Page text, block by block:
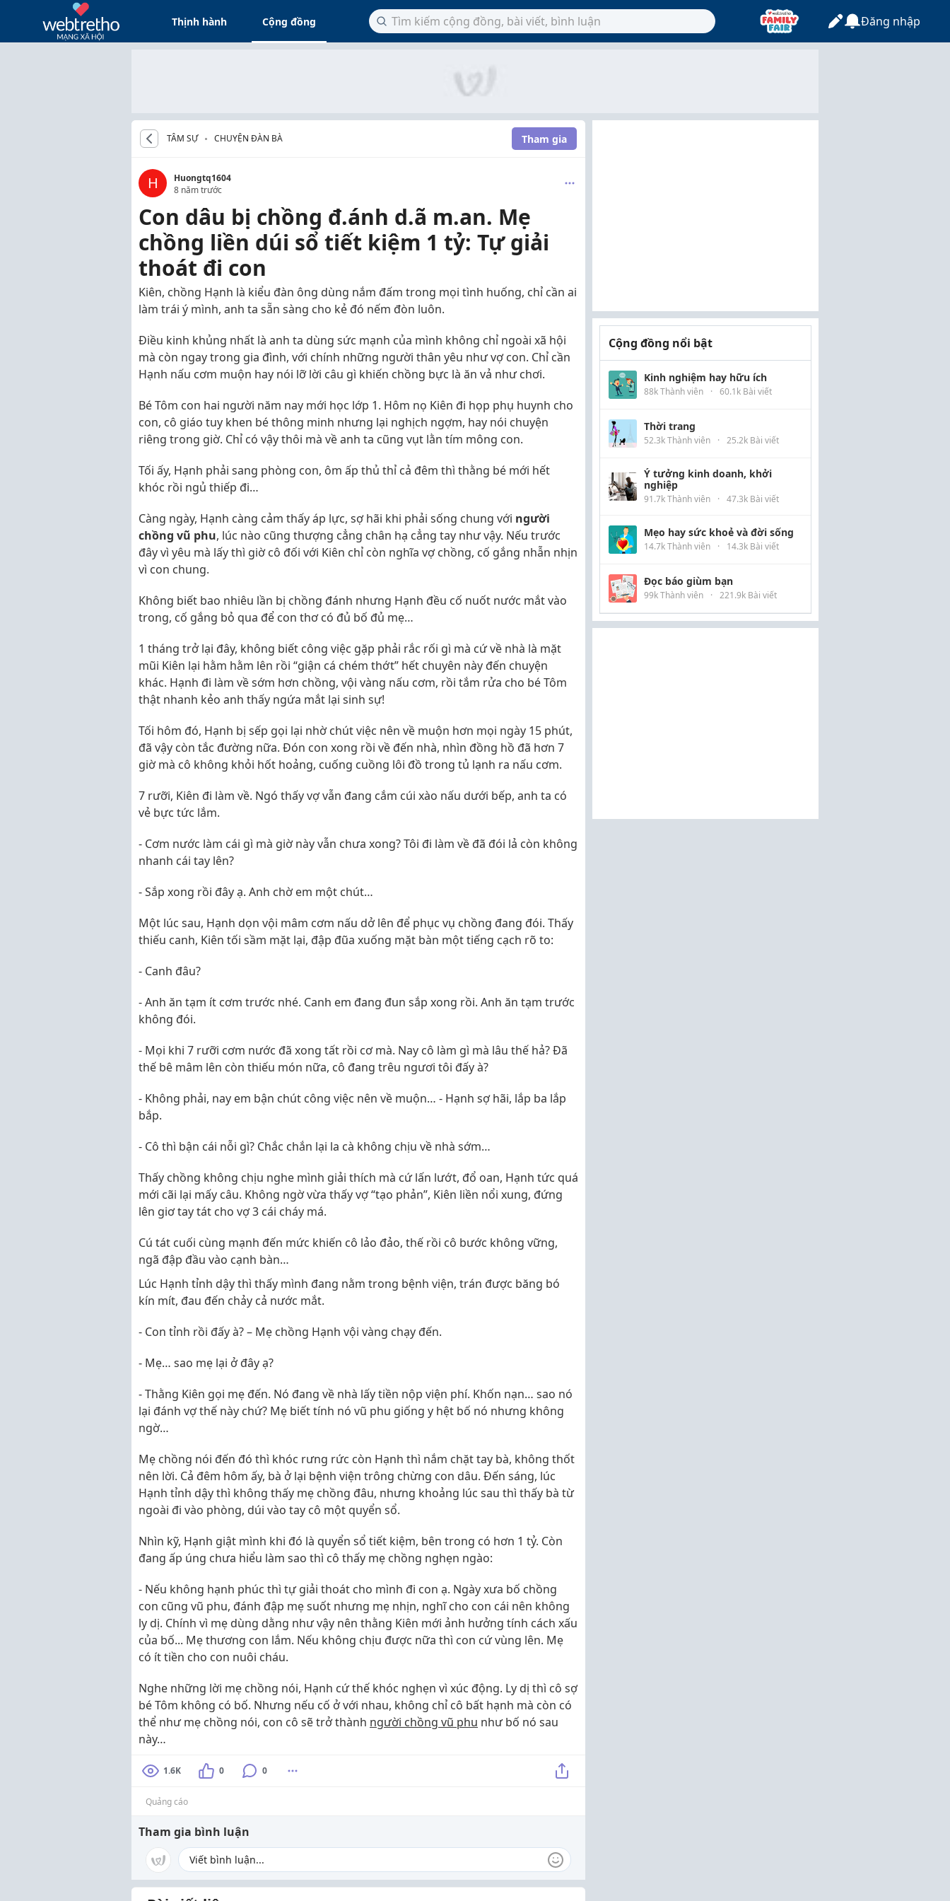
Thịnh hành Cộng đồng Đăng nhập
TÂM SỰ CHUYỆN ĐÀN BÀ Tham gia
H
Huongtq1604
8 năm trước
Con dâu bị chồng đ.ánh d.ã m.an. Mẹ
chồng liền dúi sổ tiết kiệm 1 tỷ: Tự giải
thoát đi con
Kiên, chồng Hạnh là kiểu đàn ông dùng nắm đấm trong mọi tình huống, chỉ cần ai
làm trái ý mình, anh ta sẵn sàng cho kẻ đó nếm đòn luôn.
Điều kinh khủng nhất là anh ta dùng sức mạnh của mình không chỉ ngoài xã hội
mà còn ngay trong gia đình, với chính những người thân yêu như vợ con. Chỉ cần
Hạnh nấu cơm muộn hay nói lỡ lời câu gì khiến chồng bực là ăn vả như chơi.
Bé Tôm con hai người năm nay mới học lớp 1. Hôm nọ Kiên đi họp phụ huynh cho
con, cô giáo tuy khen bé thông minh nhưng lại nghịch ngợm, hay nói chuyện
riêng trong giờ. Chỉ có vậy thôi mà về anh ta cũng vụt lằn tím mông con.
Tối ấy, Hạnh phải sang phòng con, ôm ấp thủ thỉ cả đêm thì thằng bé mới hết
khóc rồi ngủ thiếp đi…
Càng ngày, Hạnh càng cảm thấy áp lực, sợ hãi khi phải sống chung với người
chồng vũ phu, lúc nào cũng thượng cẳng chân hạ cẳng tay như vậy. Nếu trước
đây vì yêu mà lấy thì giờ cô đối với Kiên chỉ còn nghĩa vợ chồng, cố gắng nhẫn nhịn
vì con chung.
Không biết bao nhiêu lần bị chồng đánh nhưng Hạnh đều cố nuốt nước mắt vào
trong, cố gắng bỏ qua để con thơ có đủ bố đủ mẹ…
1 tháng trở lại đây, không biết công việc gặp phải rắc rối gì mà cứ về nhà là mặt
mũi Kiên lại hằm hằm lên rồi “giận cá chém thớt” hết chuyên này đến chuyện
khác. Hạnh đi làm về sớm hơn chồng, vội vàng nấu cơm, rồi tắm rửa cho bé Tôm
thật nhanh kẻo anh thấy ngứa mắt lại sinh sự!
Tối hôm đó, Hạnh bị sếp gọi lại nhờ chút việc nên về muộn hơn mọi ngày 15 phút,
đã vậy còn tắc đường nữa. Đón con xong rồi về đến nhà, nhìn đồng hồ đã hơn 7
giờ mà cô không khỏi hốt hoảng, cuống cuồng lôi đồ trong tủ lạnh ra nấu cơm.
7 rưỡi, Kiên đi làm về. Ngó thấy vợ vẫn đang cắm cúi xào nấu dưới bếp, anh ta có
vẻ bực tức lắm.
- Cơm nước làm cái gì mà giờ này vẫn chưa xong? Tôi đi làm về đã đói lả còn không
nhanh cái tay lên?
- Sắp xong rồi đây ạ. Anh chờ em một chút…
Một lúc sau, Hạnh dọn vội mâm cơm nấu dở lên để phục vụ chồng đang đói. Thấy
thiếu canh, Kiên tối sầm mặt lại, đập đũa xuống mặt bàn một tiếng cạch rõ to:
- Canh đâu?
- Anh ăn tạm ít cơm trước nhé. Canh em đang đun sắp xong rồi. Anh ăn tạm trước
không đói.
- Mọi khi 7 rưỡi cơm nước đã xong tất rồi cơ mà. Nay cô làm gì mà lâu thế hả? Đã
thế bê mâm lên còn thiếu món nữa, cô đang trêu ngươi tôi đấy à?
- Không phải, nay em bận chút công việc nên về muộn… - Hạnh sợ hãi, lắp ba lắp
bắp.
- Cô thì bận cái nỗi gì? Chắc chắn lại la cà không chịu về nhà sớm…
Thấy chồng không chịu nghe mình giải thích mà cứ lấn lướt, đổ oan, Hạnh tức quá
mới cãi lại mấy câu. Không ngờ vừa thấy vợ “tạo phản”, Kiên liền nổi xung, đứng
lên giơ tay tát cho vợ 3 cái cháy má.
Cú tát cuối cùng mạnh đến mức khiến cô lảo đảo, thế rồi cô bước không vững,
ngã đập đầu vào cạnh bàn…
Lúc Hạnh tỉnh dậy thì thấy mình đang nằm trong bệnh viện, trán được băng bó
kín mít, đau đến chảy cả nước mắt.
- Con tỉnh rồi đấy à? – Mẹ chồng Hạnh vội vàng chạy đến.
- Mẹ… sao mẹ lại ở đây ạ?
- Thằng Kiên gọi mẹ đến. Nó đang về nhà lấy tiền nộp viện phí. Khốn nạn… sao nó
lại đánh vợ thế này chứ? Mẹ biết tính nó vũ phu giống y hệt bố nó nhưng không
ngờ…
Mẹ chồng nói đến đó thì khóc rưng rức còn Hạnh thì nắm chặt tay bà, không thốt
nên lời. Cả đêm hôm ấy, bà ở lại bệnh viện trông chừng con dâu. Đến sáng, lúc
Hạnh tỉnh dậy thì không thấy mẹ chồng đâu, nhưng khoảng lúc sau thì thấy bà từ
ngoài đi vào phòng, dúi vào tay cô một quyển sổ.
Nhìn kỹ, Hạnh giật mình khi đó là quyển sổ tiết kiệm, bên trong có hơn 1 tỷ. Còn
đang ấp úng chưa hiểu làm sao thì cô thấy mẹ chồng nghẹn ngào:
- Nếu không hạnh phúc thì tự giải thoát cho mình đi con ạ. Ngày xưa bố chồng
con cũng vũ phu, đánh đập mẹ suốt nhưng mẹ nhịn, nghĩ cho con cái nên không
ly dị. Chính vì mẹ dùng dằng như vậy nên thằng Kiên mới ảnh hưởng tính cách xấu
của bố... Mẹ thương con lắm. Nếu không chịu được nữa thì con cứ vùng lên. Mẹ
có ít tiền cho con nuôi cháu.
Nghe những lời mẹ chồng nói, Hạnh cứ thế khóc nghẹn vì xúc động. Ly dị thì cô sợ
bé Tôm không có bố. Nhưng nếu cố ở với nhau, không chỉ cô bất hạnh mà còn có
thể như mẹ chồng nói, con cô sẽ trở thành người chồng vũ phu như bố nó sau
này…
1.6K 0 0
Quảng cáo
Tham gia bình luận
Cộng đồng nổi bật
Kinh nghiệm hay hữu ích
88k Thành viên · 60.1k Bài viết
Thời trang
52.3k Thành viên · 25.2k Bài viết
Ý tưởng kinh doanh, khởi
nghiệp
91.7k Thành viên · 47.3k Bài viết
Mẹo hay sức khoẻ và đời sống
14.7k Thành viên · 14.3k Bài viết
Đọc báo giùm bạn
99k Thành viên · 221.9k Bài viết